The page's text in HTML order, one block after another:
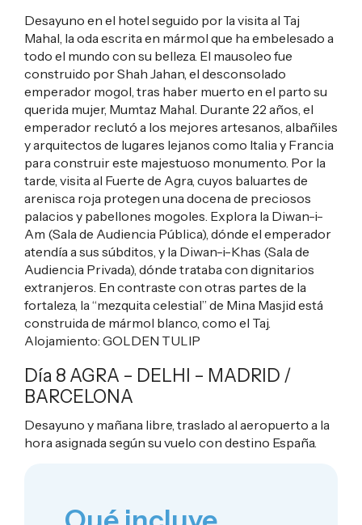
Desayuno en el hotel seguido por la visita al Taj
Mahal, la oda escrita en mármol que ha embelesado a
todo el mundo con su belleza. El mausoleo fue
construido por Shah Jahan, el desconsolado
emperador mogol, tras haber muerto en el parto su
querida mujer, Mumtaz Mahal. Durante 22 años, el
emperador reclutó a los mejores artesanos, albañiles
y arquitectos de lugares lejanos como Italia y Francia
para construir este majestuoso monumento. Por la
tarde, visita al Fuerte de Agra, cuyos baluartes de
arenisca roja protegen una docena de preciosos
palacios y pabellones mogoles. Explora la Diwan-i-
Am (Sala de Audiencia Pública), dónde el emperador
atendía a sus súbditos, y la Diwan-i-Khas (Sala de
Audiencia Privada), dónde trataba con dignitarios
extranjeros. En contraste con otras partes de la
fortaleza, la “mezquita celestial” de Mina Masjid está
construida de mármol blanco, como el Taj.
Alojamiento: GOLDEN TULIP
Día 8 AGRA – DELHI – MADRID /
BARCELONA
Desayuno y mañana libre, traslado al aeropuerto a la
hora asignada según su vuelo con destino España.